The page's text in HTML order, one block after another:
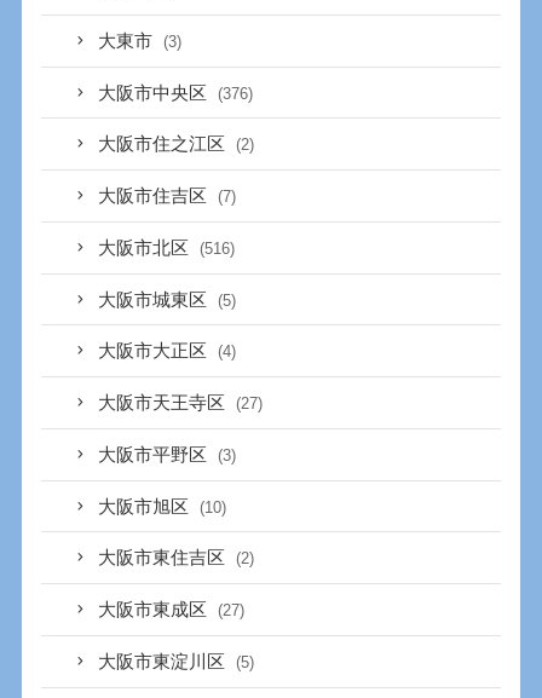
大東市 (3)
大阪市中央区 (376)
大阪市住之江区 (2)
大阪市住吉区 (7)
大阪市北区 (516)
大阪市城東区 (5)
大阪市大正区 (4)
大阪市天王寺区 (27)
大阪市平野区 (3)
大阪市旭区 (10)
大阪市東住吉区 (2)
大阪市東成区 (27)
大阪市東淀川区 (5)